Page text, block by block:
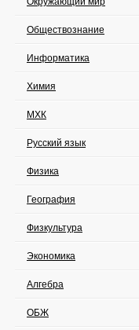
Обществознание
Информатика
Химия
МХК
Русский язык
Физика
География
Физкультура
Экономика
Алгебра
ОБЖ